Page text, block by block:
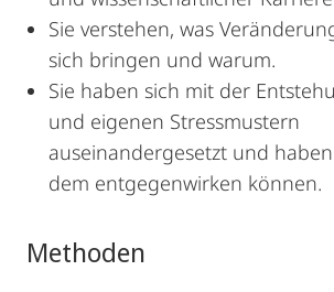
Sie verstehen, was
sich bringen und warum.
Sie haben sich mit der
und eigenen Stressmustern
auseinandergesetzt und
dem entgegenwirken können.
Methoden